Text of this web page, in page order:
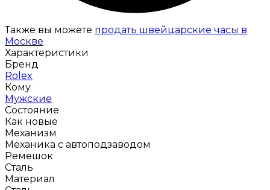
Также вы можете продать швейцарские часы в
Москве
Характеристики
Бренд
Rolex
Кому
Мужские
Состояние
Как новые
Механизм
Механика с автоподзаводом
Ремешок
Сталь
Материал